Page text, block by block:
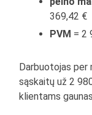
369,42 €
PVM = 2
Darbuotojas
sąskaitų už 2
klientams